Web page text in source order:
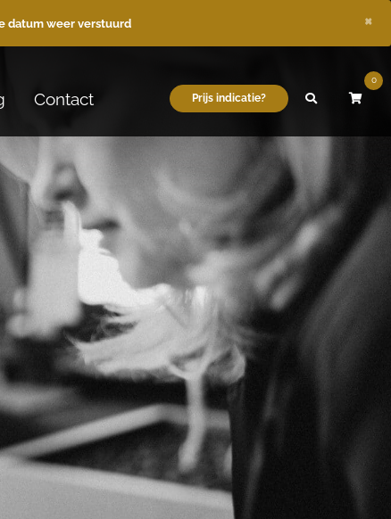
datum weer verstuurd ×
Contact Prijs indicatie?
0